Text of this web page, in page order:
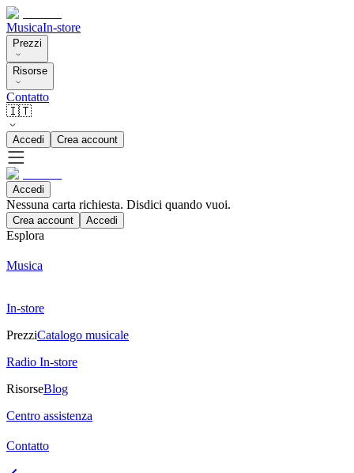
MusicaIn-store
Prezzi
Risorse
Contatto
🇮🇹
Accedi Crea account
Accedi
Nessuna carta richiesta. Disdici quando vuoi.
Crea account Accedi
Esplora
Musica
In-store
PrezziCatalogo musicale
Radio In-store
RisorseBlog
Centro assistenza
Contatto